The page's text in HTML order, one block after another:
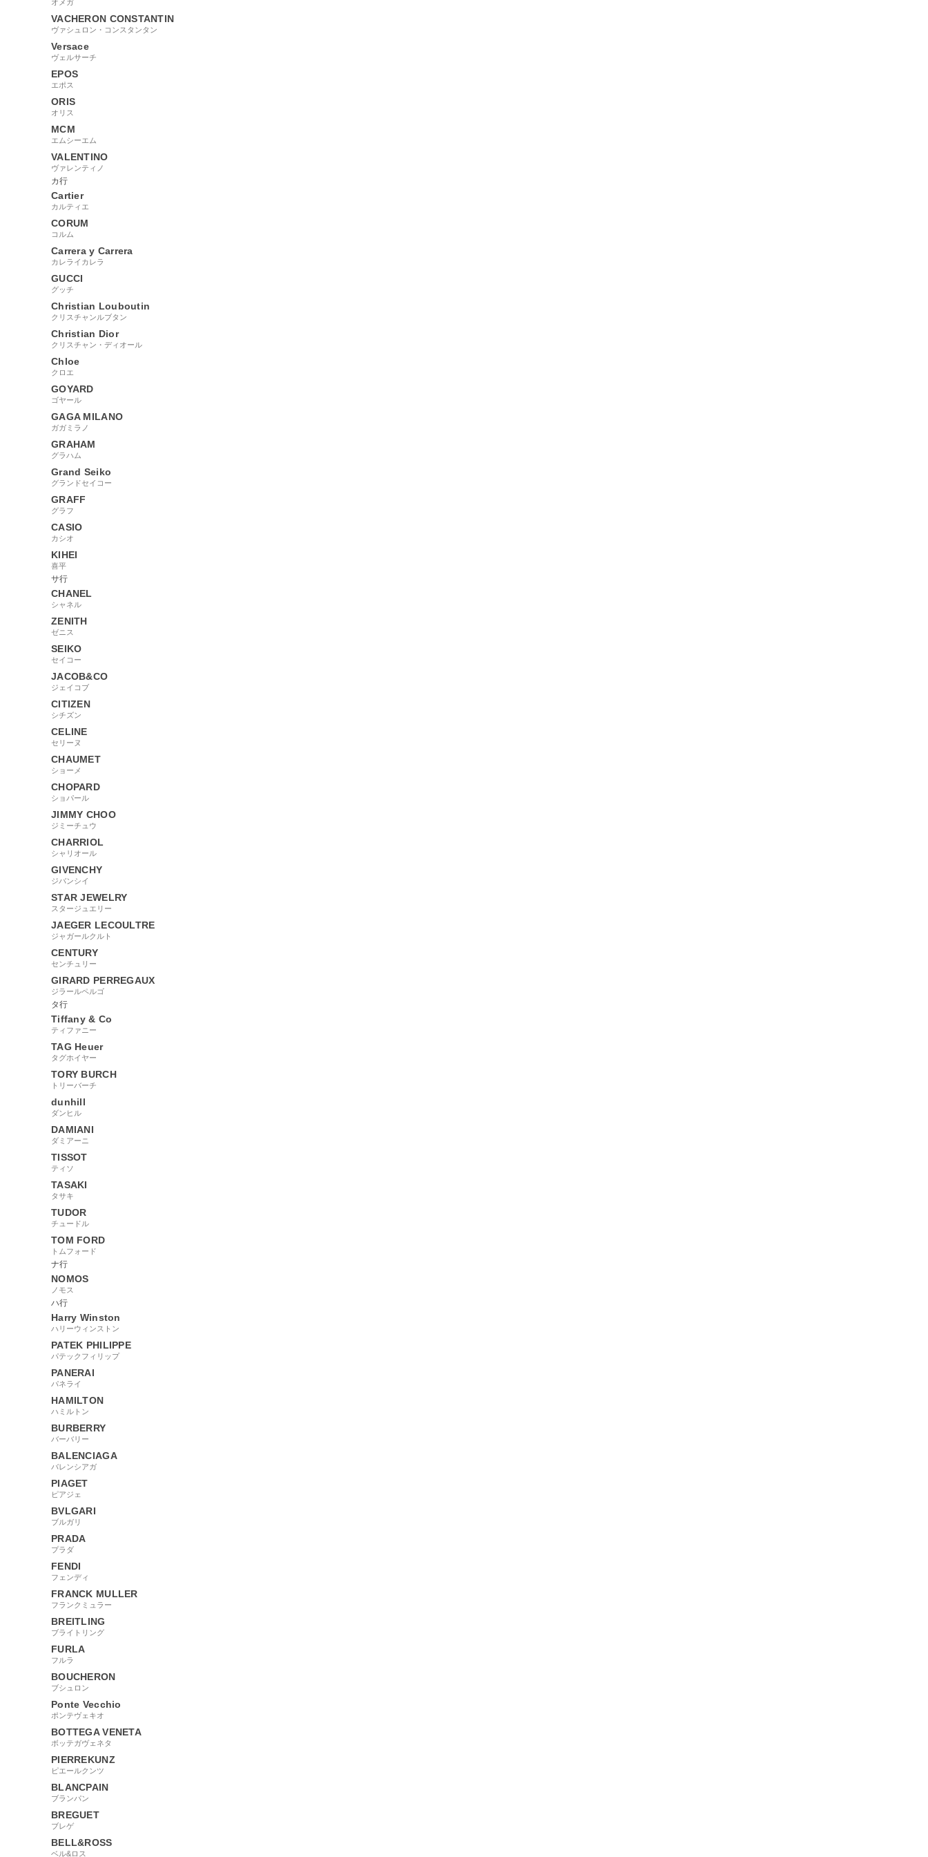
オメガ
VACHERON CONSTANTIN
ヴァシュロン・コンスタンタン
Versace
ヴェルサーチ
EPOS
エポス
ORIS
オリス
MCM
エムシーエム
VALENTINO
ヴァレンティノ
カ行
Cartier
カルティエ
CORUM
コルム
Carrera y Carrera
カレライカレラ
GUCCI
グッチ
Christian Louboutin
クリスチャンルブタン
Christian Dior
クリスチャン・ディオール
Chloe
クロエ
GOYARD
ゴヤール
GAGA MILANO
ガガミラノ
GRAHAM
グラハム
Grand Seiko
グランドセイコー
GRAFF
グラフ
CASIO
カシオ
KIHEI
喜平
サ行
CHANEL
シャネル
ZENITH
ゼニス
SEIKO
セイコー
JACOB&CO
ジェイコブ
CITIZEN
シチズン
CELINE
セリーヌ
CHAUMET
ショーメ
CHOPARD
ショパール
JIMMY CHOO
ジミーチュウ
CHARRIOL
シャリオール
GIVENCHY
ジバンシイ
STAR JEWELRY
スタージュエリー
JAEGER LECOULTRE
ジャガールクルト
CENTURY
センチュリー
GIRARD PERREGAUX
ジラールペルゴ
タ行
Tiffany & Co
ティファニー
TAG Heuer
タグホイヤー
TORY BURCH
トリーバーチ
dunhill
ダンヒル
DAMIANI
ダミアーニ
TISSOT
ティソ
TASAKI
タサキ
TUDOR
チュードル
TOM FORD
トムフォード
ナ行
NOMOS
ノモス
ハ行
Harry Winston
ハリーウィンストン
PATEK PHILIPPE
パテックフィリップ
PANERAI
パネライ
HAMILTON
ハミルトン
BURBERRY
バーバリー
BALENCIAGA
バレンシアガ
PIAGET
ピアジェ
BVLGARI
ブルガリ
PRADA
プラダ
FENDI
フェンディ
FRANCK MULLER
フランクミュラー
BREITLING
ブライトリング
FURLA
フルラ
BOUCHERON
ブシュロン
Ponte Vecchio
ポンテヴェキオ
BOTTEGA VENETA
ボッテガヴェネタ
PIERREKUNZ
ピエールクンツ
BLANCPAIN
ブランパン
BREGUET
ブレゲ
BELL&ROSS
ベル&ロス